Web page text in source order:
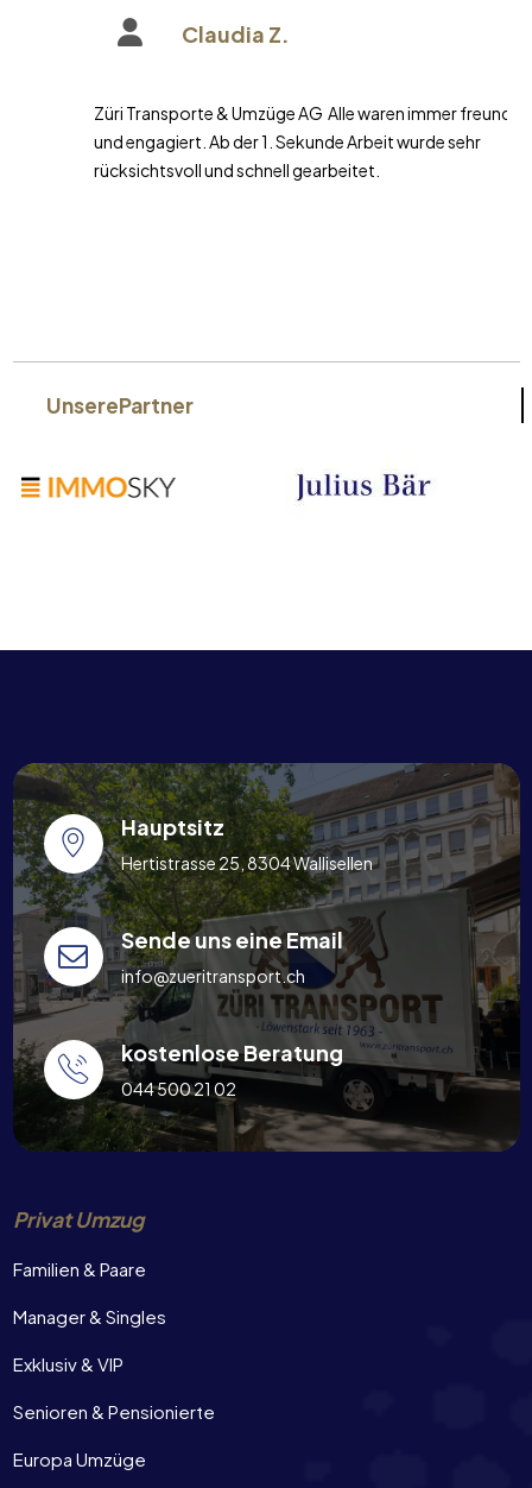
Claudia Z.
Züri Transporte & Umzüge AG Alle waren immer freundlich
und engagiert. Ab der 1. Sekunde Arbeit wurde sehr
rücksichtsvoll und schnell gearbeitet.
UnserePartner
Hauptsitz
Hertistrasse 25, 8304 Wallisellen
Sende uns eine Email
info@zueritransport.ch
kostenlose Beratung
044 500 21 02
Privat Umzug
Familien & Paare
Manager & Singles
Exklusiv & VIP
Senioren & Pensionierte
Europa Umzüge